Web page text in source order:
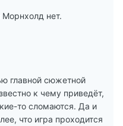
Морнхолд нет.
главной сюжетной
к чему приведёт,
то сломаются. Да и
что игра проходится